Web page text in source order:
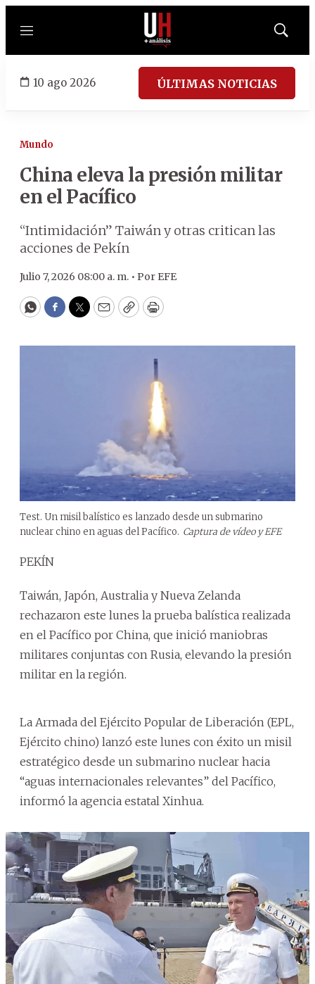
Menú
Mostrar
10 ago 2026 ÚLTIMAS NOTICIAS
Mundo
China eleva la presión militar
en el Pacífico
“Intimidación” Taiwán y otras critican las
acciones de Pekín
Julio 7, 2026 08:00 a. m. • Por EFE
WhatsApp
Facebook
Twitter
EmailCopyPrint
Test. Un misil balístico es lanzado desde un submarino
nuclear chino en aguas del Pacífico. Captura de vídeo y EFE
PEKÍN
Taiwán, Japón, Australia y Nueva Zelanda
rechazaron este lunes la prueba balística realizada
en el Pacífico por China, que inició maniobras
militares conjuntas con Rusia, elevando la presión
militar en la región.
La Armada del Ejército Popular de Liberación (EPL,
Ejército chino) lanzó este lunes con éxito un misil
estratégico desde un submarino nuclear hacia
“aguas internacionales relevantes” del Pacífico,
informó la agencia estatal Xinhua.